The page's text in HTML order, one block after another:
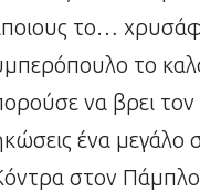
το…
το
να βρει
ένα μεγάλο
στον